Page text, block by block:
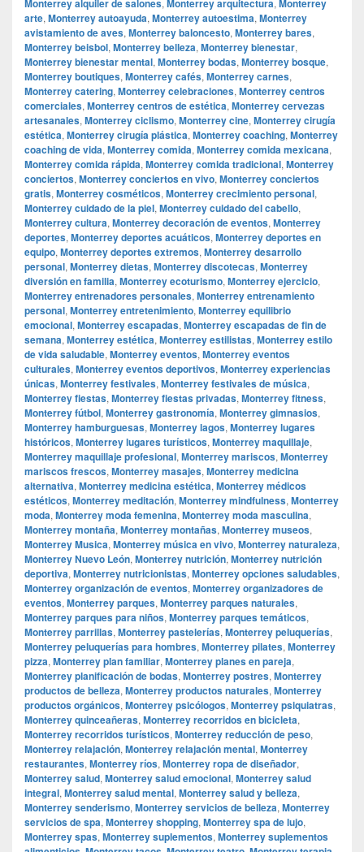
Monterrey alquiler de salones Monterrey arquitectura Monterrey
arte, Monterrey autoayuda, Monterrey autoestima, Monterrey
avistamiento de aves, Monterrey baloncesto, Monterrey bares,
Monterrey beisbol, Monterrey belleza, Monterrey bienestar,
Monterrey bienestar mental, Monterrey bodas, Monterrey bosque,
Monterrey boutiques, Monterrey cafés, Monterrey carnes,
Monterrey catering, Monterrey celebraciones, Monterrey centros
comerciales, Monterrey centros de estética, Monterrey cervezas
artesanales, Monterrey ciclismo, Monterrey cine, Monterrey cirugía
estética, Monterrey cirugía plástica, Monterrey coaching, Monterrey
coaching de vida, Monterrey comida, Monterrey comida mexicana,
Monterrey comida rápida, Monterrey comida tradicional, Monterrey
conciertos, Monterrey conciertos en vivo, Monterrey conciertos
gratis, Monterrey cosméticos, Monterrey crecimiento personal,
Monterrey cuidado de la piel, Monterrey cuidado del cabello,
Monterrey cultura, Monterrey decoración de eventos, Monterrey
deportes, Monterrey deportes acuáticos, Monterrey deportes en
equipo, Monterrey deportes extremos, Monterrey desarrollo
personal, Monterrey dietas, Monterrey discotecas, Monterrey
diversión en familia, Monterrey ecoturismo, Monterrey ejercicio,
Monterrey entrenadores personales, Monterrey entrenamiento
personal, Monterrey entretenimiento, Monterrey equilibrio
emocional, Monterrey escapadas, Monterrey escapadas de fin de
semana, Monterrey estética, Monterrey estilistas, Monterrey estilo
de vida saludable, Monterrey eventos, Monterrey eventos
culturales, Monterrey eventos deportivos, Monterrey experiencias
únicas, Monterrey festivales, Monterrey festivales de música,
Monterrey fiestas, Monterrey fiestas privadas, Monterrey fitness,
Monterrey fútbol, Monterrey gastronomía, Monterrey gimnasios,
Monterrey hamburguesas, Monterrey lagos, Monterrey lugares
históricos, Monterrey lugares turísticos, Monterrey maquillaje,
Monterrey maquillaje profesional, Monterrey mariscos, Monterrey
mariscos frescos, Monterrey masajes, Monterrey medicina
alternativa, Monterrey medicina estética, Monterrey médicos
estéticos, Monterrey meditación, Monterrey mindfulness, Monterrey
moda, Monterrey moda femenina, Monterrey moda masculina,
Monterrey montaña, Monterrey montañas, Monterrey museos,
Monterrey Musica, Monterrey música en vivo, Monterrey naturaleza,
Monterrey Nuevo León, Monterrey nutrición, Monterrey nutrición
deportiva, Monterrey nutricionistas, Monterrey opciones saludables,
Monterrey organización de eventos, Monterrey organizadores de
eventos, Monterrey parques, Monterrey parques naturales,
Monterrey parques para niños, Monterrey parques temáticos,
Monterrey parrillas, Monterrey pastelerías, Monterrey peluquerías,
Monterrey peluquerías para hombres, Monterrey pilates, Monterrey
pizza, Monterrey plan familiar, Monterrey planes en pareja,
Monterrey planificación de bodas, Monterrey postres, Monterrey
productos de belleza, Monterrey productos naturales, Monterrey
productos orgánicos, Monterrey psicólogos, Monterrey psiquiatras,
Monterrey quinceañeras, Monterrey recorridos en bicicleta,
Monterrey recorridos turísticos, Monterrey reducción de peso,
Monterrey relajación, Monterrey relajación mental, Monterrey
restaurantes, Monterrey ríos, Monterrey ropa de diseñador,
Monterrey salud, Monterrey salud emocional, Monterrey salud
integral, Monterrey salud mental, Monterrey salud y belleza,
Monterrey senderismo, Monterrey servicios de belleza, Monterrey
servicios de spa, Monterrey shopping, Monterrey spa de lujo,
Monterrey spas, Monterrey suplementos, Monterrey suplementos